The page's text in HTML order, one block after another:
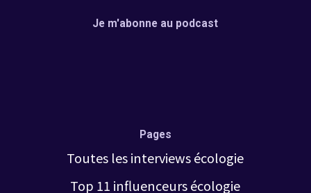
Je m'abonne au podcast
Pages
Toutes les interviewsécologie
Top 11 influenceurs écologie